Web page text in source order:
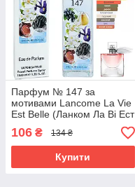
Парфум № 147 за
мотивами Lancome La Vie
Est Belle (Ланком Ла Ві Ест
Бель) 40 мл ОПТ
106 ₴ 134 ₴
Купити